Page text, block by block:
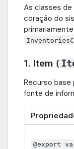
As classes de
coração do
1. Item (
Recurso base
fonte de
@export